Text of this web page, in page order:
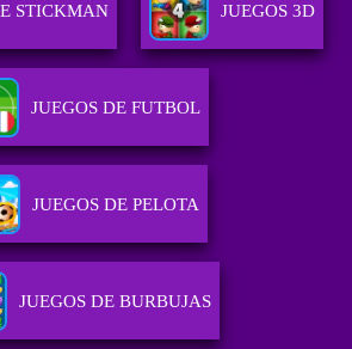
STICKMAN JUEGOS 3D
JUEGOS DE FUTBOL
JUEGOS DE PELOTA
JUEGOS DE BURBUJAS